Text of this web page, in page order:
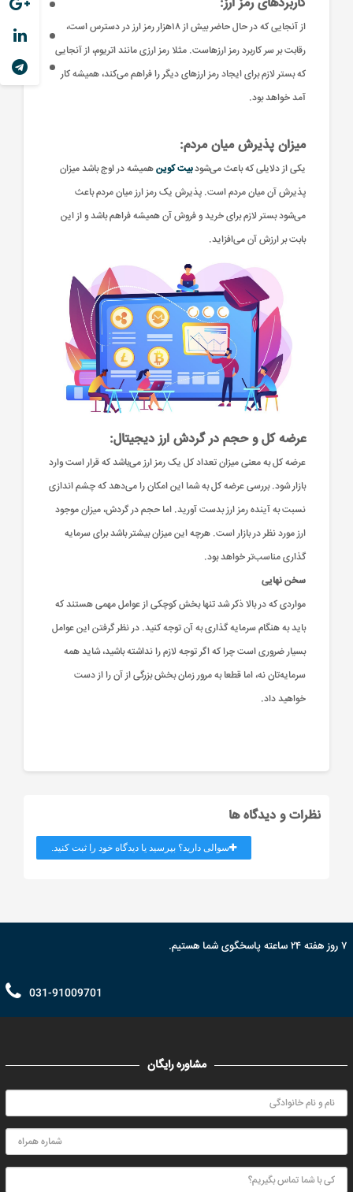
از آنجایی که در حال حاضر بیش از ۱۸هزار رمز ارز در دسترس است،‌
رقابت بر سر کاربرد رمز ارزهاست. مثلا رمز ارزی مانند اتریوم، از آنجایی
که بستر لازم برای ایجاد رمز ارزهای دیگر را فراهم می‌کند،‌ همیشه کار
‌آمد خواهد بود.
میزان پذیرش میان مردم:
یکی از دلایلی که باعث می‌شودبیت کوینهمیشه در اوج باشد میزان
پذیرش آن میان مردم است. پذیرش یک رمز ارز میان مردم باعث
می‌شود بستر لازم برای خرید و فروش آن همیشه فراهم باشد و از این
بابت بر ارزش آن می‌افزاید.
عرضه کل و حجم در گردش ارز دیجیتال:
عرضه کل به معنی میزان تعداد کل یک رمز ارز می‌باشد که قرار است وارد
بازار شود. بررسی عرضه کل به شما این امکان را می‌دهد که چشم اندازی
نسبت به آینده رمز ارز بدست آورید. اما حجم در گردش،‌ میزان موجود
ارز مورد نظر در بازار است. هرچه این میزان بیشتر باشد برای سرمایه
گذاری مناسب‌تر خواهد بود.
سخن نهایی
مواردی که در بالا ذکر شد تنها بخش کوچکی از عوامل مهمی هستند که
باید به هنگام سرمایه گذاری به آن توجه کنید. در نظر گرفتن این عوامل
بسیار ضروری است چرا که اگر توجه لازم را نداشته باشید، شاید همه
سرمایه‌تان نه، اما قطعا به مرور زمان بخش بزرگی از آن را از دست
خواهید داد.
نظرات و دیدگاه ها
سوالی دارید؟ بپرسید یا دیدگاه خود را ثبت کنید.
۷ روز هفته ۲۴ ساعته پاسخگوی شما هستیم.
031-91009701
مشاوره رایگان